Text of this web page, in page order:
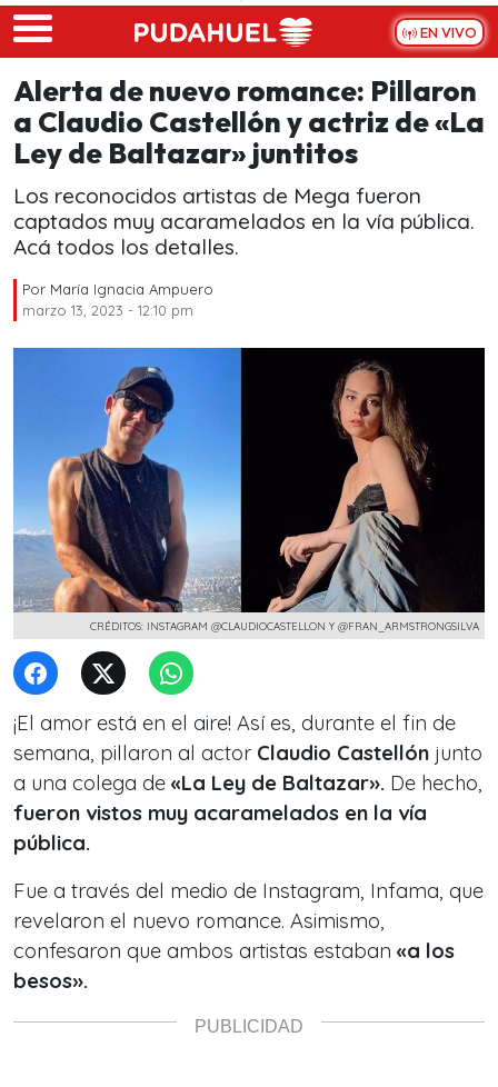
Skip to main content
EN VIVO
Alerta de nuevo romance: Pillaron
a Claudio Castellón y actriz de «La
Ley de Baltazar» juntitos
Los reconocidos artistas de Mega fueron
captados muy acaramelados en la vía pública.
Acá todos los detalles.
Por María Ignacia Ampuero
marzo 13, 2023 - 12:10 pm
CRÉDITOS: INSTAGRAM @CLAUDIOCASTELLON Y @FRAN_ARMSTRONGSILVA
¡El amor está en el aire! Así es, durante el fin de
semana, pillaron al actor Claudio Castellón junto
a una colega de «La Ley de Baltazar». De hecho,
fueron vistos muy acaramelados en la vía
pública.
Fue a través del medio de Instagram, Infama, que
revelaron el nuevo romance. Asimismo,
confesaron que ambos artistas estaban «a los
besos».